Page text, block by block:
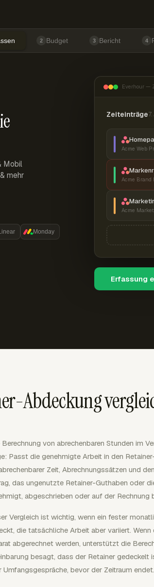
2 Budget 3 Bericht 4
Mobil
mehr
Monday
Everhour —
Zeiteinträge
Acme Web
Acme Brand
Acme
Erfassung
Abdeckung
Berechnung von abrechenbaren Stunden im
Passt die genehmigte Arbeit in den
Zeit, Abrechnungssätzen und
das ungenutzte Retainer-Guthaben oder
abgeschrieben oder auf der Rechnung
Vergleich ist wichtig, wenn ein fester
die tatsächliche Arbeit aber variiert.
abgerechnet werden, unterstützt die
besagt, dass der Retainer
Umfangsgespräche, bevor der Zeitraum endet.